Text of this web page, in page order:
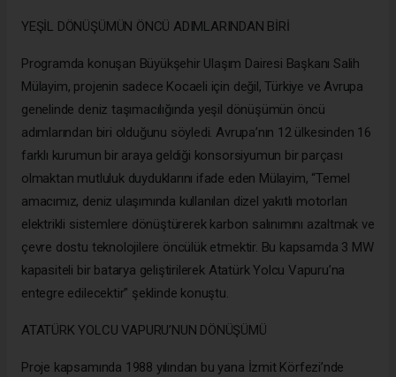
YEŞİL DÖNÜŞÜMÜN ÖNCÜ ADIMLARINDAN BİRİ
Programda konuşan Büyükşehir Ulaşım Dairesi Başkanı Salih
Mülayim, projenin sadece Kocaeli için değil, Türkiye ve Avrupa
genelinde deniz taşımacılığında yeşil dönüşümün öncü
adımlarından biri olduğunu söyledi. Avrupa’nın 12 ülkesinden 16
farklı kurumun bir araya geldiği konsorsiyumun bir parçası
olmaktan mutluluk duyduklarını ifade eden Mülayim, “Temel
amacımız, deniz ulaşımında kullanılan dizel yakıtlı motorları
elektrikli sistemlere dönüştürerek karbon salınımını azaltmak ve
çevre dostu teknolojilere öncülük etmektir. Bu kapsamda 3 MW
kapasiteli bir batarya geliştirilerek Atatürk Yolcu Vapuru’na
entegre edilecektir” şeklinde konuştu.
ATATÜRK YOLCU VAPURU’NUN DÖNÜŞÜMÜ
Proje kapsamında 1988 yılından bu yana İzmit Körfezi’nde